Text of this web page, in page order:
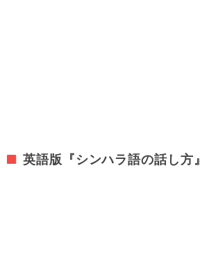
英語版『シンハラ語の話し方』